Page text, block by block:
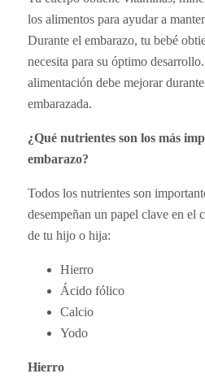
los alimentos para ayudar a
Durante el embarazo, tu bebé
necesita para su óptimo
alimentación debe mejorar
embarazada.
¿Qué nutrientes son los más
embarazo?
Todos los nutrientes son
desempeñan un papel clave en el
de tu hijo o hija:
Hierro
Ácido fólico
Calcio
Yodo
Hierro